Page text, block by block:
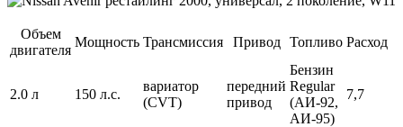
Объем
двигателя
Мощность Трансмиссия Привод Топливо Расход
2.0 л 150 л.с.
вариатор
(CVT)
передний
привод
Бензин
Regular
(АИ-92,
АИ-95)
7,7